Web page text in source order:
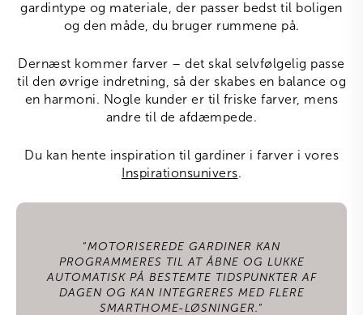
gardintype og materiale, der passer bedst til boligen
og den måde, du bruger rummene på.
Dernæst kommer farver – det skal selvfølgelig passe
til den øvrige indretning, så der skabes en balance og
en harmoni. Nogle kunder er til friske farver, mens
andre til de afdæmpede.
Du kan hente inspiration til gardiner i farver i vores
Inspirationsunivers.
“MOTORISEREDE GARDINER KAN
PROGRAMMERES TIL AT ÅBNE OG LUKKE
AUTOMATISK PÅ BESTEMTE TIDSPUNKTER AF
DAGEN OG KAN INTEGRERES MED FLERE
SMARTHOME-LØSNINGER. “